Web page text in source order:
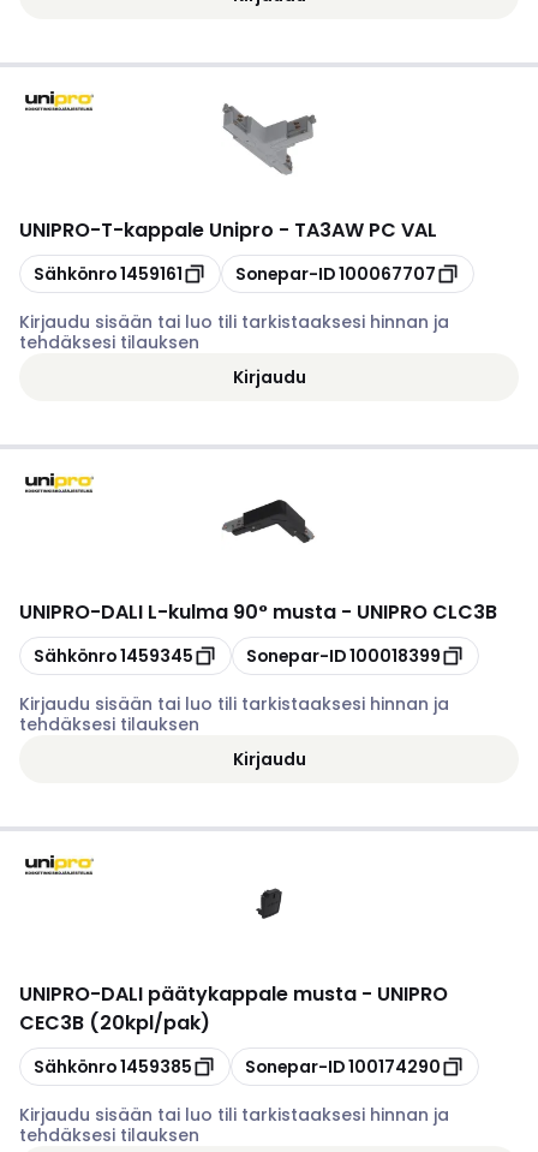
UNIPRO-T-kappale Unipro - TA3AW PC VAL
Kopioi
Sähkönro1459161 Kopioi
Sonepar-ID100067707
Kirjaudu sisään tai luo tili tarkistaaksesi hinnan ja
tehdäksesi tilauksen
Kirjaudu
UNIPRO-DALI L-kulma 90° musta - UNIPRO CLC3B
Kopioi
Sähkönro1459345 Kopioi
Sonepar-ID100018399
Kirjaudu sisään tai luo tili tarkistaaksesi hinnan ja
tehdäksesi tilauksen
Kirjaudu
UNIPRO-DALI päätykappale musta - UNIPRO
CEC3B (20kpl/pak)
Kopioi
Sähkönro1459385 Kopioi
Sonepar-ID100174290
Kirjaudu sisään tai luo tili tarkistaaksesi hinnan ja
tehdäksesi tilauksen